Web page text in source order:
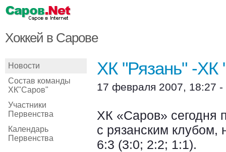
Хоккей в Сарове
Новости
Состав команды
ХК"Саров"
Участники
Первенства
Календарь
Первенства
ХК "Рязань" -ХК
17 февраля 2007, 18:27 -
ХК «Саров» сегодня
с рязанским клубом,
6:3 (3:0; 2:2; 1:1).